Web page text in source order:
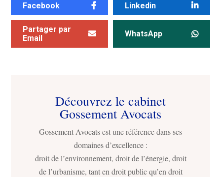
Facebook Linkedin
Partager par
Email
WhatsApp
Découvrez le cabinet
Gossement Avocats
Gossement Avocats est une référence dans ses
domaines d’excellence :
droit de l’environnement, droit de l’énergie, droit
de l’urbanisme, tant en droit public qu’en droit